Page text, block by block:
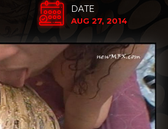
DATE
AUG 27, 2014